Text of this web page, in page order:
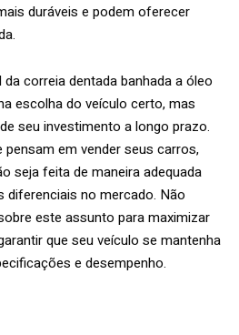
duráveis e podem oferecer
correia dentada banhada a óleo
escolha do veículo certo, mas
seu investimento a longo prazo.
em vender seus carros,
seja feita de maneira adequada
diferenciais no mercado. Não
este assunto para maximizar
que seu veículo se mantenha
e desempenho.